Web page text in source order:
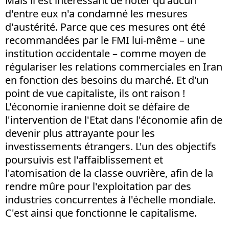
d'entre eux n'a condamné les mesures
d'austérité. Parce que ces mesures ont été
recommandées par le FMI lui-même – une
institution occidentale – comme moyen de
régulariser les relations commerciales en Iran
en fonction des besoins du marché. Et d'un
point de vue capitaliste, ils ont raison !
L'économie iranienne doit se défaire de
l'intervention de l'Etat dans l'économie afin de
devenir plus attrayante pour les
investissements étrangers. L'un des objectifs
poursuivis est l'affaiblissement et
l'atomisation de la classe ouvrière, afin de la
rendre mûre pour l'exploitation par des
industries concurrentes à l'échelle mondiale.
C'est ainsi que fonctionne le capitalisme.